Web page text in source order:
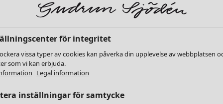
för integritet
vissa typer av cookies kan påverka din upplevelse av webbplatsen
som vi kan erbjuda.
Legal information
inställningar för samtycke